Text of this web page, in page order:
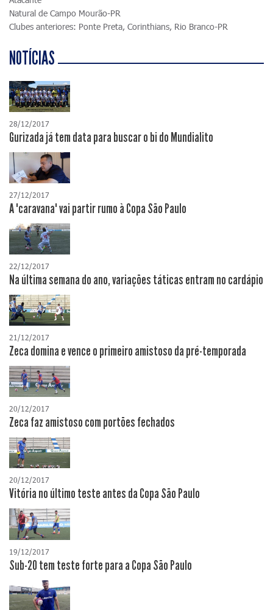
Natural de Campo Mourão-PR
Clubes anteriores: Ponte Preta, Corinthians, Rio Branco-PR
NOTÍCIAS
28/12/2017
Gurizada já tem data para buscar o bi do Mundialito
27/12/2017
A "caravana" vai partir rumo à Copa São Paulo
22/12/2017
Na última semana do ano, variações táticas entram no cardápio
21/12/2017
Zeca domina e vence o primeiro amistoso da pré-temporada
20/12/2017
Zeca faz amistoso com portões fechados
20/12/2017
Vitória no último teste antes da Copa São Paulo
19/12/2017
Sub-20 tem teste forte para a Copa São Paulo